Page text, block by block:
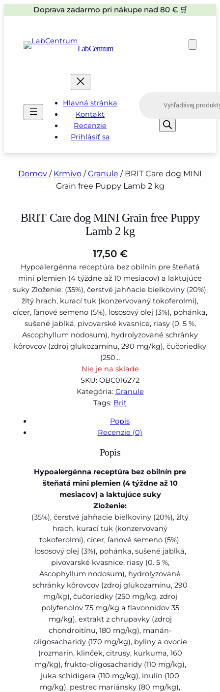
Doprava zadarmo pri nákupe nad 80 € 🛒
LabCentrum
Hlavná stránka
Kontakt
Recenzie
Prihlásiť sa
s
e
r
Domov / Krmivo /Granule / BRIT Care dog MINI
Grain free Puppy Lamb 2 kg
BRIT Care dog MINI Grain free Puppy
Lamb 2 kg
17,50 €
Hypoalergénna receptúra bez obilnín pre šteňatá
mini plemien (4 týždne až 10 mesiacov) a laktujúce
suky Zloženie: (35%), čerstvé jahňacie bielkoviny (20%),
žltý hrach, kurací tuk (konzervovaný tokoferolmi),
cícer, ľanové semeno (5%), lososový olej (3%), pohánka,
sušené jablká, pivovarské kvasnice, riasy (0. 5 %,
Ascophyllum nodosum), hydrolyzované schránky
kôrovcov (zdroj glukozamínu, 290 mg/kg), čučoriedky
(250…
Nie je na sklade
SKU: OBC016272
Kategória: Granule
Tags: Brit
Popis
Recenzie (0)
Popis
Hypoalergénna receptúra bez obilnín pre
šteňatá mini plemien (4 týždne až 10
mesiacov) a laktujúce suky
Zloženie:
(35%), čerstvé jahňacie bielkoviny (20%), žltý
hrach, kurací tuk (konzervovaný
tokoferolmi), cícer, ľanové semeno (5%),
lososový olej (3%), pohánka, sušené jablká,
pivovarské kvasnice, riasy (0. 5 %,
Ascophyllum nodosum), hydrolyzované
schránky kôrovcov (zdroj glukozamínu, 290
mg/kg), čučoriedky (250 mg/kg, zdroj
polyfenolov 75 mg/kg a flavonoidov 35
mg/kg), extrakt z chrupavky (zdroj
chondroitínu, 180 mg/kg), manán-
oligosacharidy (170 mg/kg), byliny a ovocie
(rozmarín, klinček, citrusy, kurkuma, 160
mg/kg), frukto-oligosacharidy (110 mg/kg),
juka schidigera (110 mg/kg), inulín (100
mg/kg), pestrec mariánsky (80 mg/kg),